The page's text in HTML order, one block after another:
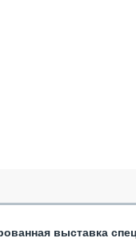
выставка